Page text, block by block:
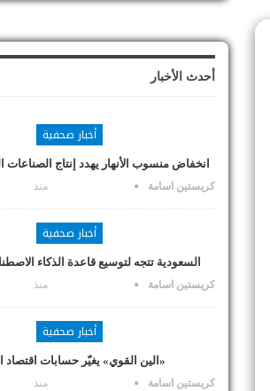
أحدث الأخبار
أخبار صحفية
انخفاض منسوب الأنهار يهدد إنتاج الصناعات
كريستين اسامة منذ
أخبار صحفية
السعودية تتجه لتوسيع قاعدة الذكاء
كريستين اسامة منذ
أخبار صحفية
«الين القوي» يغيّر حسابات اقتصاد
كريستين اسامة منذ